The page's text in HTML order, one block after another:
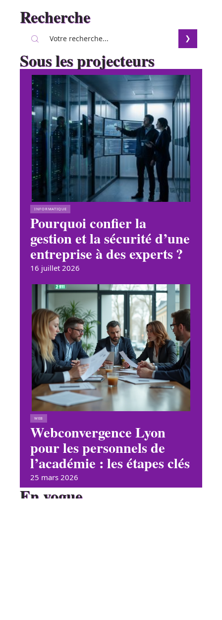
Recherche
Sous les projecteurs
INFORMATIQUE
Pourquoi confier la
gestion et la sécurité d’une
entreprise à des experts ?
16 juillet 2026
WEB
Webconvergence Lyon
pour les personnels de
l’académie : les étapes clés
25 mars 2026
En vogue